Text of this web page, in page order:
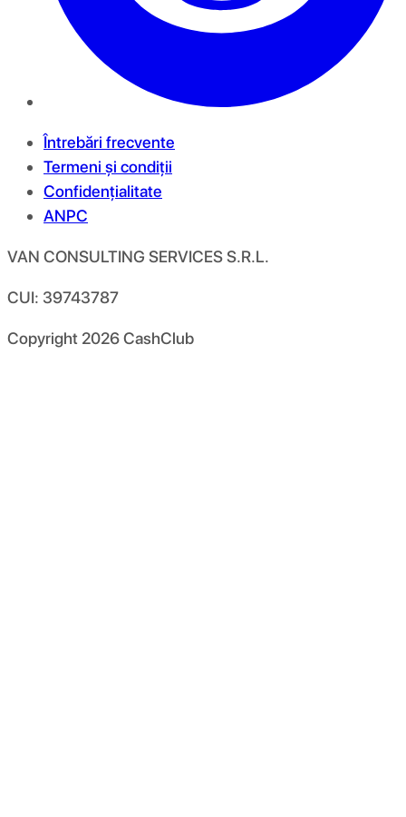
Întrebări frecvente
Termeni și condiții
Confidențialitate
ANPC
VAN CONSULTING SERVICES S.R.L.
CUI: 39743787
Copyright 2026CashClub